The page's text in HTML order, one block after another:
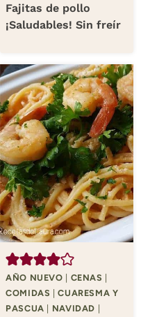
Fajitas de pollo
¡Saludables! Sin freír
AÑO NUEVO CENAS
COMIDAS |CUARESMA Y
PASCUA
NAVIDAD